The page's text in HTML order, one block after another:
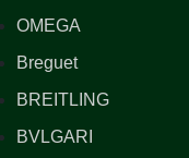
OMEGA
Breguet
BREITLING
BVLGARI